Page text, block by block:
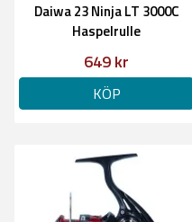
Daiwa 23 Ninja LT 3000C
Haspelrulle
649 kr
KÖP